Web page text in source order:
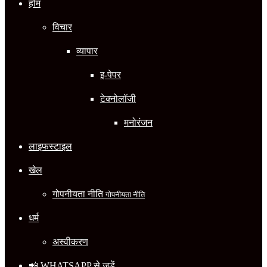
होम
विचार
व्यापार
इ-पेपर
टेक्नोलॉजी
मनोरंजन
लाइफस्टाइल
खेल
गोपनीयता नीतिगोपनीयता नीति
धर्म
अस्वीकरण